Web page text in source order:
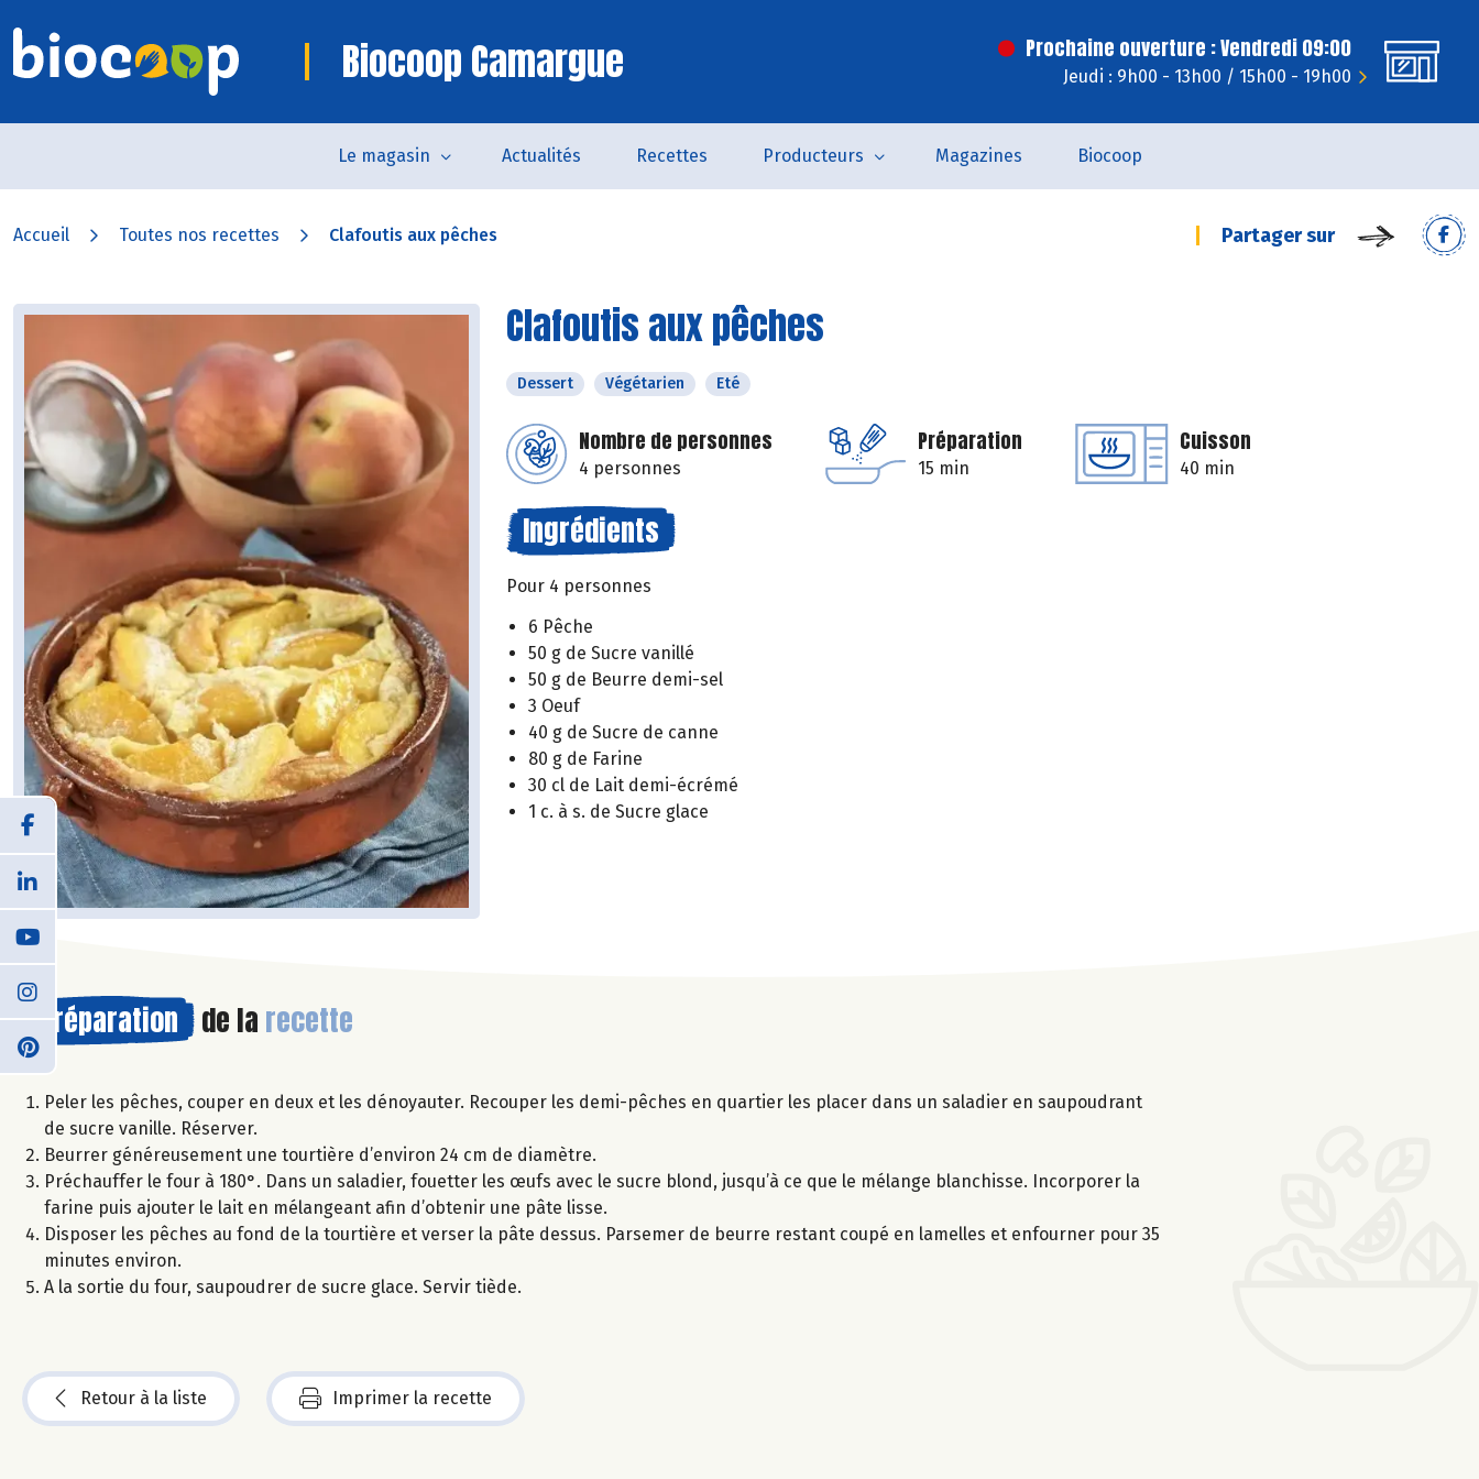
Biocoop Camargue Prochaine ouverture : Vendredi 09:00
Jeudi : 9h00 - 13h00 / 15h00 - 19h00
Le magasin Actualités Recettes Producteurs Magazines Biocoop
Accueil Toutes nos recettes Clafoutis aux pêches Partager sur
Clafoutis aux pêches
Dessert Végétarien Eté
Nombre de personnes
4 personnes
Préparation
15 min
Cuisson
40 min
Ingrédients
Pour 4 personnes
6 Pêche
50 g de Sucre vanillé
50 g de Beurre demi-sel
3 Oeuf
40 g de Sucre de canne
80 g de Farine
30 cl de Lait demi-écrémé
1 c. à s. de Sucre glace
Préparation de la recette
Peler les pêches, couper en deux et les dénoyauter. Recouper les demi-pêches en quartier les placer dans un saladier en saupoudrant
de sucre vanille. Réserver.
Beurrer généreusement une tourtière d’environ 24 cm de diamètre.
Préchauffer le four à 180°. Dans un saladier, fouetter les œufs avec le sucre blond, jusqu’à ce que le mélange blanchisse. Incorporer la
farine puis ajouter le lait en mélangeant afin d’obtenir une pâte lisse.
Disposer les pêches au fond de la tourtière et verser la pâte dessus. Parsemer de beurre restant coupé en lamelles et enfourner pour 35
minutes environ.
A la sortie du four, saupoudrer de sucre glace. Servir tiède.
Retour à la liste Imprimer la recette